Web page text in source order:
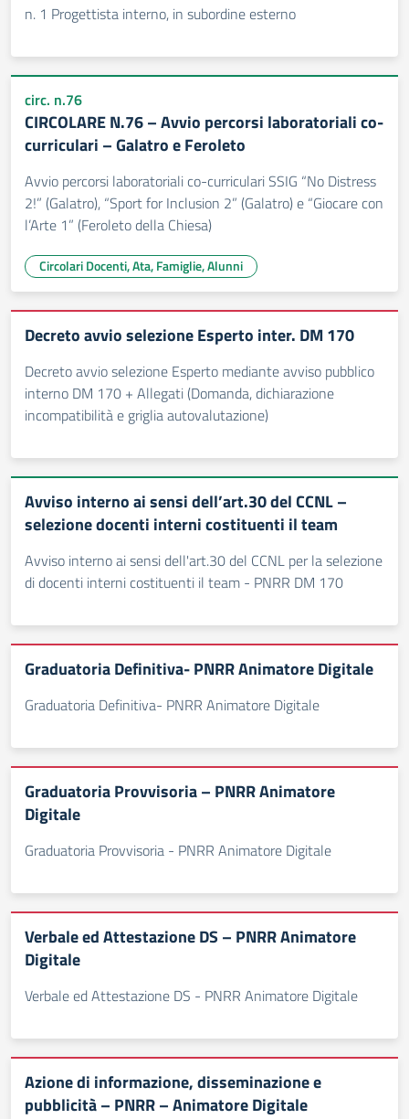
n. 1 Progettista interno, in subordine esterno
circ. n.76
CIRCOLARE N.76 – Avvio percorsi laboratoriali co-
curriculari – Galatro e Feroleto
Avvio percorsi laboratoriali co-curriculari SSIG “No Distress
2!” (Galatro), “Sport for Inclusion 2” (Galatro) e “Giocare con
l’Arte 1” (Feroleto della Chiesa)
Circolari Docenti, Ata, Famiglie, Alunni
Decreto avvio selezione Esperto inter. DM 170
Decreto avvio selezione Esperto mediante avviso pubblico
interno DM 170 + Allegati (Domanda, dichiarazione
incompatibilità e griglia autovalutazione)
Avviso interno ai sensi dell’art.30 del CCNL –
selezione docenti interni costituenti il team
Avviso interno ai sensi dell'art.30 del CCNL per la selezione
di docenti interni costituenti il team - PNRR DM 170
Graduatoria Definitiva- PNRR Animatore Digitale
Graduatoria Definitiva- PNRR Animatore Digitale
Graduatoria Provvisoria – PNRR Animatore
Digitale
Graduatoria Provvisoria - PNRR Animatore Digitale
Verbale ed Attestazione DS – PNRR Animatore
Digitale
Verbale ed Attestazione DS - PNRR Animatore Digitale
Azione di informazione, disseminazione e
pubblicità – PNRR – Animatore Digitale